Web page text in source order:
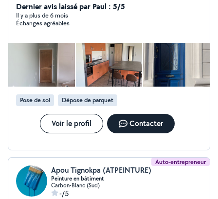
neuf. Je m'engage à respecter votre intérieur et je fais
un travail de grande qualité. N'hésitez pas à me
contacter. Les devis sont offerts gratuitement et
d'intérieur Peinture d'appartement Peinture murale
Peinture intérieure, Peinture extérieure Peinture à effet
Revêtements décoratifs de murs Peinture
d'appartement Enduit à la chaux Peinture de façade
Peinture de volets
Dernier avis laissé par Paul : 5/5
Il y a plus de 6 mois
Échanges agréables
Pose de sol Dépose de parquet
Voir le profil Contacter
Auto-entrepreneur
Apou Tignokpa (ATPEINTURE)
Peinture en bâtiment
Carbon-Blanc (Sud)
-/5